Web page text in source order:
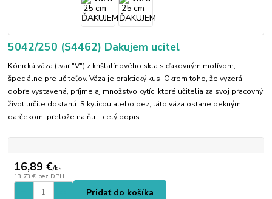
5042/250 (S4462) Dakujem ucitel
Kónická váza (tvar "V") z krištalínového skla s ďakovným motívom,
špeciálne pre učiteľov. Váza je praktický kus. Okrem toho, že vyzerá
dobre vystavená, príjme aj množstvo kytíc, ktoré učitelia za svoj pracovný
život určite dostanú. S kyticou alebo bez, táto váza ostane pekným
darčekom, pretože na ňu... celý popis
16,89 €/ks
13,73 € bez DPH
Pridať do košíka